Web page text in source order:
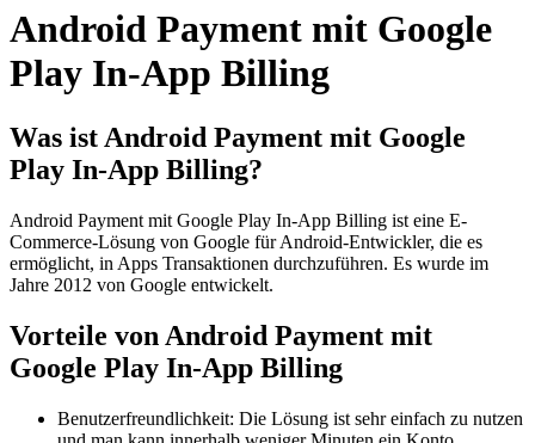
Android Payment mit Google
Play In-App Billing
Was ist Android Payment mit Google
Play In-App Billing?
Android Payment mit Google Play In-App Billing ist eine E-
Commerce-Lösung von Google für Android-Entwickler, die es
ermöglicht, in Apps Transaktionen durchzuführen. Es wurde im
Jahre 2012 von Google entwickelt.
Vorteile von Android Payment mit
Google Play In-App Billing
Benutzerfreundlichkeit: Die Lösung ist sehr einfach zu nutzen